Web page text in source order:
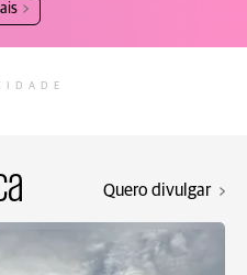
Quero divulgar